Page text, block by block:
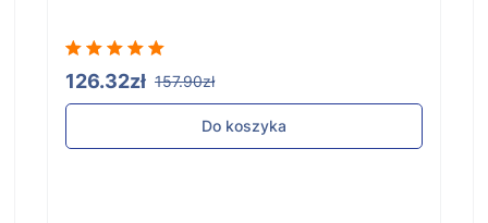
126.32zł 157.90zł
Do koszyka